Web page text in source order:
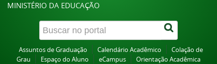
MINISTÉRIO DA EDUCAÇÃO
Assuntos de Graduação Calendário Acadêmico
Colação de
Grau
Espaço do Aluno eCampus Orientação Acadêmica